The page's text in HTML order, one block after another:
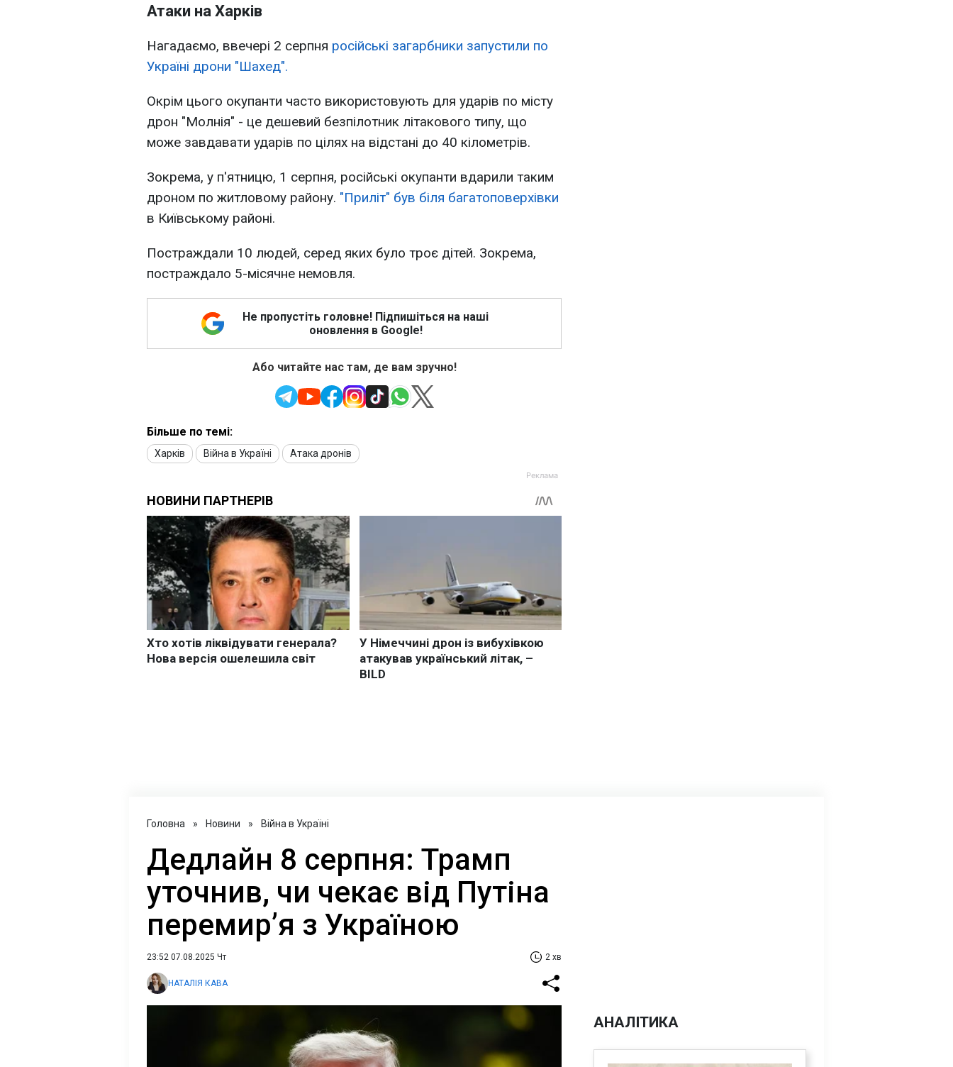
Атаки на Харків
Нагадаємо, ввечері 2 серпня російські загарбники запустили по
Україні дрони "Шахед".
Окрім цього окупанти часто використовують для ударів по місту
дрон "Молнія" - це дешевий безпілотник літакового типу, що
може завдавати ударів по цілях на відстані до 40 кілометрів.
Зокрема, у п'ятницю, 1 серпня, російські окупанти вдарили таким
дроном по житловому району. "Приліт" був біля багатоповерхівки
в Київському районі.
Постраждали 10 людей, серед яких було троє дітей. Зокрема,
постраждало 5-місячне немовля.
Не пропустіть головне! Підпишіться на наші
оновлення в Google!
Або читайте нас там, де вам зручно!
Більше по темі:
Харків Війна в Україні Атака дронів
Головна » Новини » Війна в Україні
Дедлайн 8 серпня: Трамп
уточнив, чи чекає від Путіна
перемир’я з Україною
23:52 07.08.2025 Чт 2 хв
НАТАЛІЯ КАВА
АНАЛІТИКА